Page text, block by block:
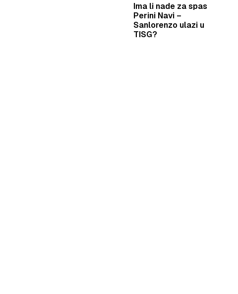
Ima li nade za spas
Perini Navi –
Sanlorenzo ulazi u
TISG?